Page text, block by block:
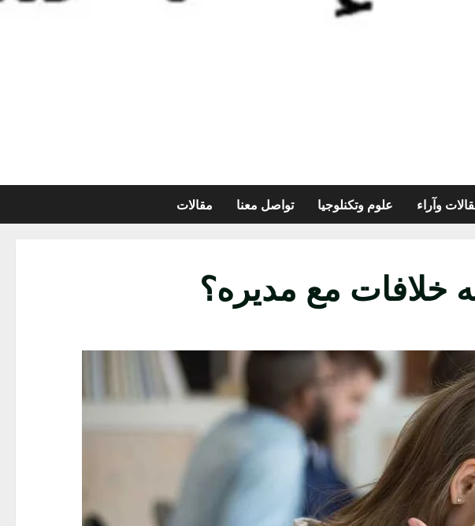
وآراء علوم وتكنلوجيا تواصل معنا مقالات
خلافات مع مديره؟